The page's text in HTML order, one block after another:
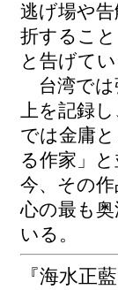
逃げ場や
折するこ
と告げてい
台湾では
上を記録
では金庸
る作家」
今、その
心の最も
いる。
『海水正